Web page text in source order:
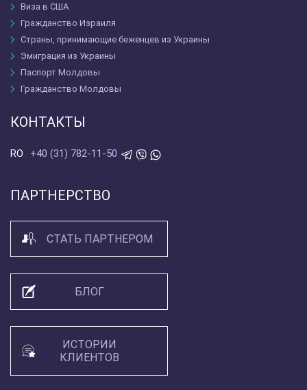
Виза в США
Гражданство Израиля
Страны, принимающие беженцев из Украины
Эмиграция из Украины
Паспорт Молдовы
Гражданство Молдовы
КОНТАКТЫ
RO +40 (31) 782-11-50
ПАРТНЕРСТВО
СТАТЬ ПАРТНЕРОМ
БЛОГ
ИСТОРИИ
КЛИЕНТОВ